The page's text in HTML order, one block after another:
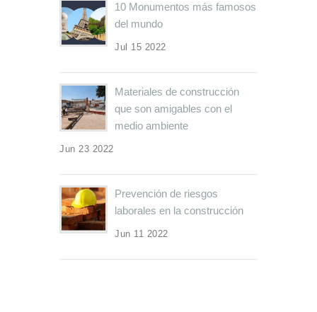
10 Monumentos más famosos
del mundo
Jul 15 2022
Materiales de construcción
que son amigables con el
medio ambiente
Jun 23 2022
Prevención de riesgos
laborales en la construcción
Jun 11 2022